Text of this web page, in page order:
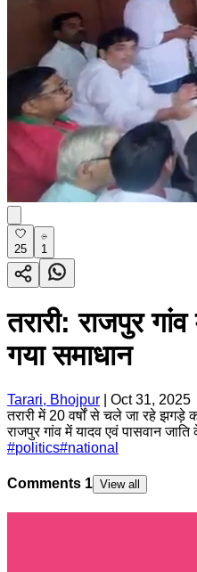
25 1
तरारी: राजपुर
गया समाधान
Tarari, Bhojpur
Oct 31, 2025
तरारी में 20 वर्षों से चले जा रहे
राजपुर गांव में यादव एवं पासवान
#politics#national
Comments 1 View all